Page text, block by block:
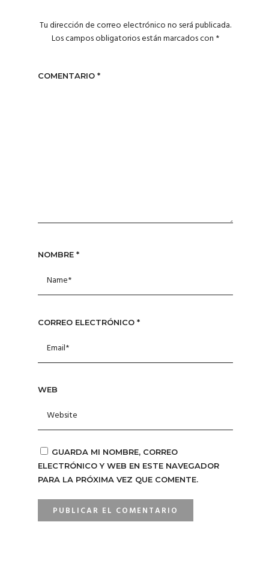
Tu dirección de correo electrónico no será publicada.
Los campos obligatorios están marcados con *
COMENTARIO *
NOMBRE *
CORREO ELECTRÓNICO *
WEB
GUARDA MI NOMBRE, CORREO
ELECTRÓNICO Y WEB EN ESTE NAVEGADOR
PARA LA PRÓXIMA VEZ QUE COMENTE.